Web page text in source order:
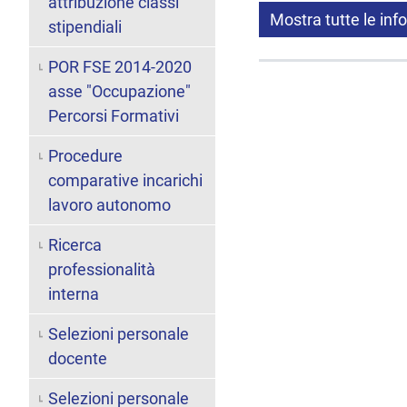
Mostra tutte le
stipendiali
POR FSE 2014-2020
asse "Occupazione"
Percorsi Formativi
Procedure
comparative incarichi
lavoro autonomo
Ricerca
professionalità
interna
Selezioni personale
docente
Selezioni personale